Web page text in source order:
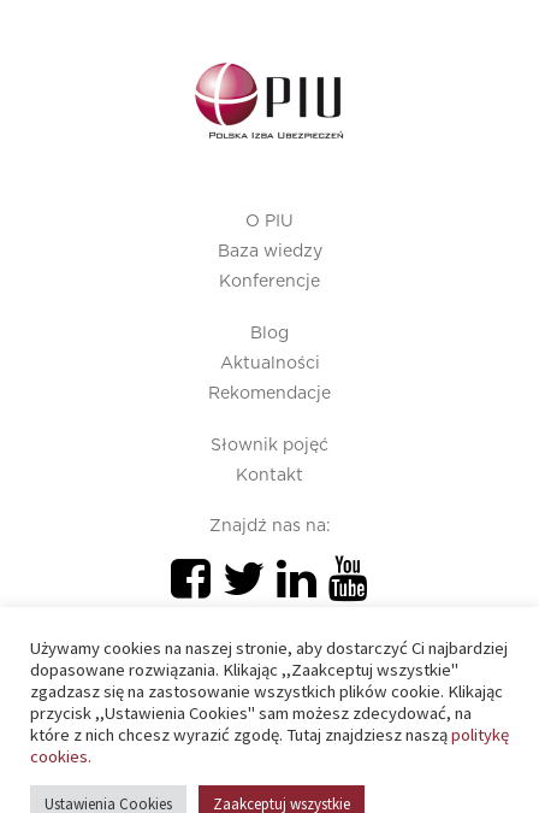
O PIU
Baza wiedzy
Konferencje
Blog
Aktualności
Rekomendacje
Słownik pojęć
Kontakt
Znajdź nas na:
PIU 2020 © All right reserved
Używamy cookies na naszej stronie, aby dostarczyć Ci najbardziej
dopasowane rozwiązania. Klikając ,,Zaakceptuj wszystkie"
zgadzasz się na zastosowanie wszystkich plików cookie. Klikając
przycisk ,,Ustawienia Cookies" sam możesz zdecydować, na
które z nich chcesz wyrazić zgodę. Tutaj znajdziesz nasząpolitykę
cookies.
Ustawienia Cookies Zaakceptuj wszystkie